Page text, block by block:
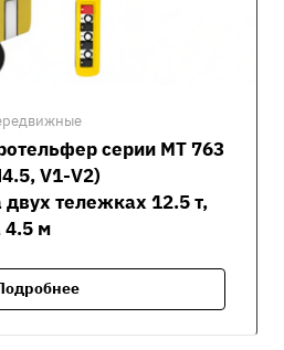
серии MT 763
V1-V2)
тележках 12.5 т,
4.5 м